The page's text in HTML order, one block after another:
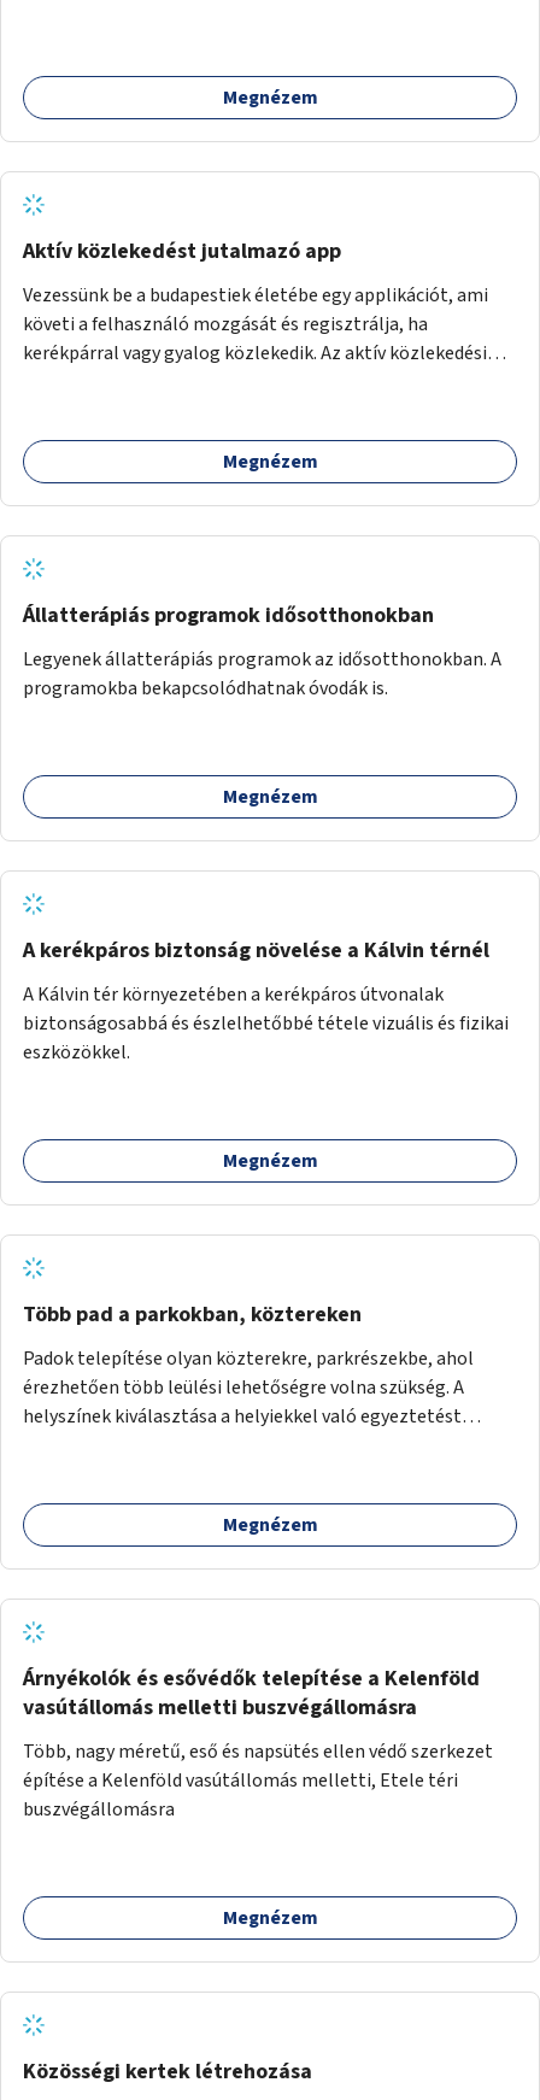
Megnézem
Aktív közlekedést jutalmazó app
Vezessünk be a budapestiek életébe egy applikációt, ami
követi a felhasználó mozgását és regisztrálja, ha
kerékpárral vagy gyalog közlekedik. Az aktív közlekedési
felhasználó.
Megnézem
Állatterápiás programok idősotthonokban
Legyenek állatterápiás programok az idősotthonokban. A
programokba bekapcsolódhatnak óvodák is.
Megnézem
A kerékpáros biztonság növelése a Kálvin térnél
A Kálvin tér környezetében a kerékpáros útvonalak
biztonságosabbá és észlelhetőbbé tétele vizuális és fizikai
eszközökkel.
Megnézem
Több pad a parkokban, köztereken
Padok telepítése olyan közterekre, parkrészekbe, ahol
érezhetően több leülési lehetőségre volna szükség. A
helyszínek kiválasztása a helyiekkel való egyeztetést
Megnézem
Árnyékolók és esővédők telepítése a Kelenföld
vasútállomás melletti buszvégállomásra
Több, nagy méretű, eső és napsütés ellen védő szerkezet
építése a Kelenföld vasútállomás melletti, Etele téri
buszvégállomásra
Megnézem
Közösségi kertek létrehozása